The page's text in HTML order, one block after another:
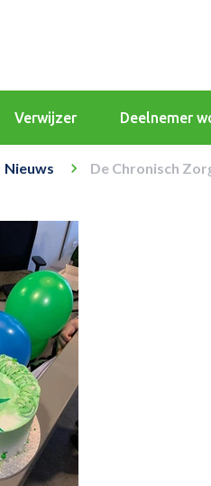
Verwijzer Deelnemer
Nieuws De Chronisch